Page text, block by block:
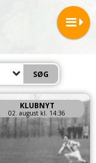
KLUBNYT
02. august kl. 14:36